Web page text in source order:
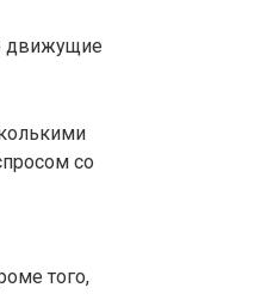
движущие
со
того,